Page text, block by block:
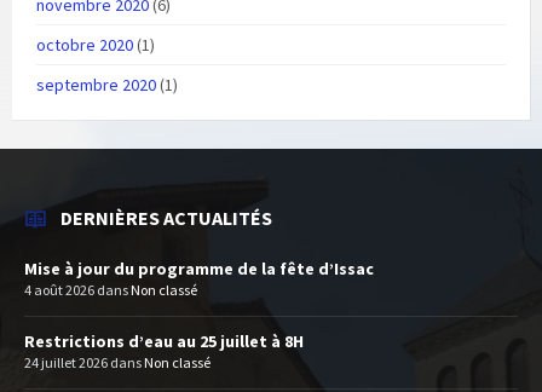
novembre 2020(6)
octobre 2020(1)
septembre 2020(1)
DERNIÈRES ACTUALITÉS
Mise à jour du programme de la fête d’Issac
4 août 2026 dansNon classé
Restrictions d’eau au 25 juillet à 8H
24 juillet 2026 dansNon classé